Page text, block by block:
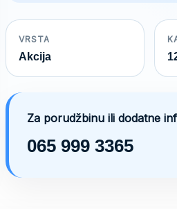
500 €.
VRSTA
Akcija
Za porudžbinu ili dodatne
065 999 3365